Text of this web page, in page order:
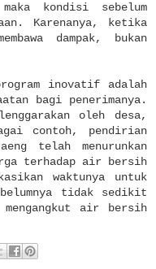
kondisi sebelum
Karenanya, ketika
dampak, bukan
inovatif adalah
bagi penerimanya.
oleh desa,
contoh, pendirian
telah menurunkan
terhadap air bersih
waktunya untuk
tidak sedikit
mengangkut air bersih